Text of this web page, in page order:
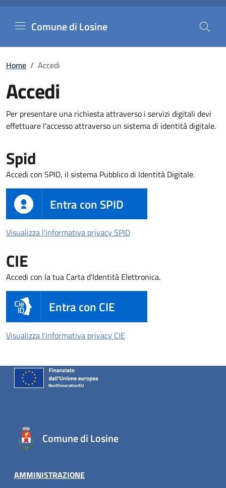
Vai al contenuto principale
Comune di Losine
Comune di Losine
Home / Accedi
Accedi
Per presentare una richiesta attraverso i servizi digitali devi
effettuare l'accesso attraverso un sistema di identità digitale.
Spid
Accedi con SPID, il sistema Pubblico di Identità Digitale.
Entra con SPID
Visualizza l'informativa privacy SPIDVisualizza l'informativa
CIE
Accedi con la tua Carta d'Identità Elettronica.
Entra con CIE
Visualizza l'informativa privacy CIE
Comune di Losine
AMMINISTRAZIONE